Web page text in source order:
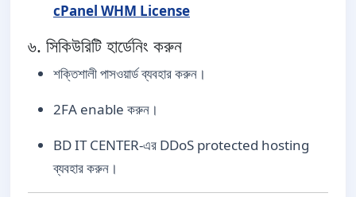
cPanel WHM License
৬. সিকিউরিটি হার্ডেনিং করুন
শক্তিশালী পাসওয়ার্ড ব্যবহার করুন।
2FA enable করুন।
BD IT CENTER-এর DDoS protected hosting
ব্যবহার করুন।